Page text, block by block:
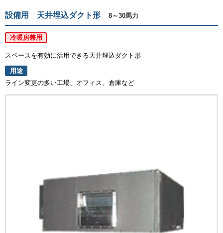
設備用 天井埋込ダクト形 8～30馬力
冷暖房兼用
スペースを有効に活用できる天井埋込ダクト形
用途
ライン変更の多い工場、オフィス、倉庫など